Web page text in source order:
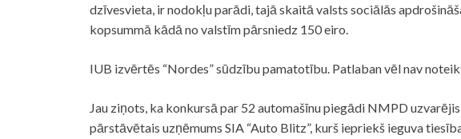
dzīvesvieta, ir nodokļu parādi, tajā skaitā valsts sociālās
kopsummā kādā no valstīm pārsniedz 150 eiro.
IUB izvērtēs “Nordes” sūdzību pamatotību. Patlaban vēl nav
Jau ziņots, ka konkursā par 52 automašīnu piegādi NMPD
pārstāvētais uzņēmums SIA “Auto Blitz”, kurš iepriekš ieguva